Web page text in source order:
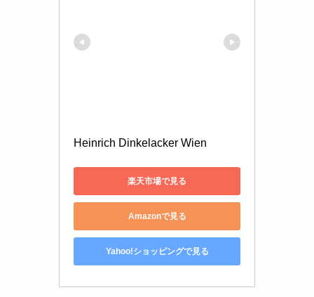
Heinrich Dinkelacker Wien
楽天市場で見る
Amazonで見る
Yahoo!ショッピングで見る